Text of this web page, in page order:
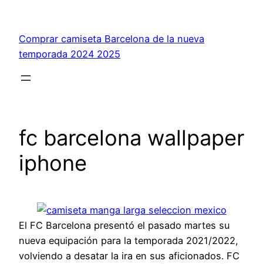
contenido
Comprar camiseta Barcelona de la nueva
temporada 2024 2025
fc barcelona wallpaper
iphone
El FC Barcelona presentó el pasado martes su
nueva equipación para la temporada 2021/2022,
volviendo a desatar la ira en sus aficionados. FC